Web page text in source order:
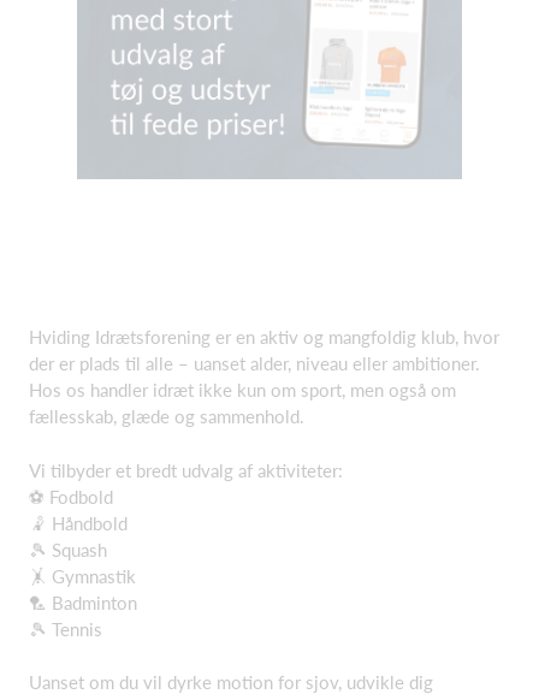
Hviding Idrætsforening er en aktiv og mangfoldig klub, hvor
der er plads til alle – uanset alder, niveau eller ambitioner.
Hos os handler idræt ikke kun om sport, men også om
fællesskab, glæde og sammenhold.
Vi tilbyder et bredt udvalg af aktiviteter:
⚽ Fodbold
🤾 Håndbold
🎾 Squash
🤸 Gymnastik
🏸 Badminton
🎾 Tennis
Uanset om du vil dyrke motion for sjov, udvikle dig